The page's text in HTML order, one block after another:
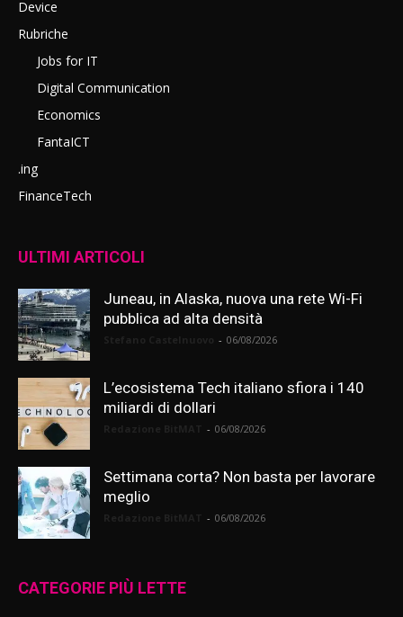
Device
Rubriche
Jobs for IT
Digital Communication
Economics
FantaICT
.ing
FinanceTech
ULTIMI ARTICOLI
Juneau, in Alaska, nuova una rete Wi-Fi
pubblica ad alta densità
- 06/08/2026
L’ecosistema Tech italiano sfiora i 140
miliardi di dollari
- 06/08/2026
Settimana corta? Non basta per lavorare
meglio
- 06/08/2026
CATEGORIE PIÙ LETTE